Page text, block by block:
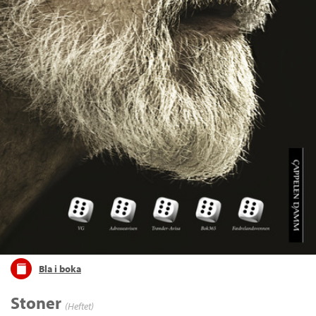
Bla i boka
Stoner (Heftet)